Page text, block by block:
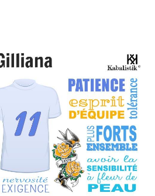
TEMPOREL
« DOUBLE JE »
LA NUMÉROLOGIE
LA NUMÉROLOGIE
PRÉNOMS